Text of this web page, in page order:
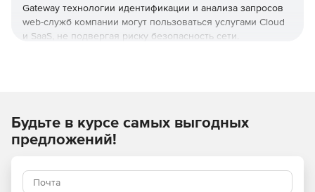
Gateway технологии идентификации и анализа запросов
web-служб компании могут пользоваться услугами Cloud
и SaaS, не подвергая риску безопасность сети.
Будьте в курсе самых выгодных
предложений!